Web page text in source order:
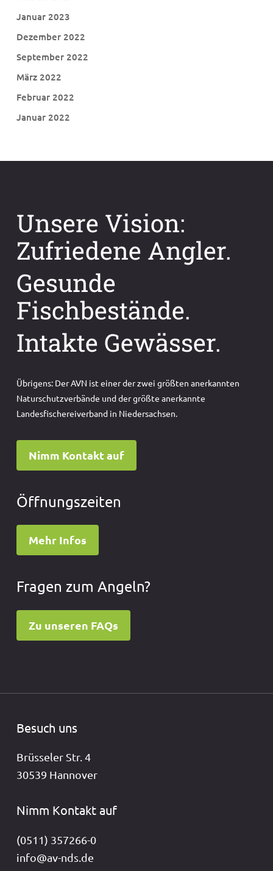
Januar 2023
Dezember 2022
September 2022
März 2022
Februar 2022
Januar 2022
Unsere Vision:
Zufriedene Angler.
Gesunde
Fischbestände.
Intakte Gewässer.
Übrigens: Der AVN ist einer der zwei größten anerkannten
Naturschutzverbände und der größte anerkannte
Landesfischereiverband in Niedersachsen.
Nimm Kontakt auf
Öffnungszeiten
Mehr Infos
Fragen zum Angeln?
Zu unseren FAQs
Besuch uns
Brüsseler Str. 4
30539 Hannover
Nimm Kontakt auf
(0511) 357266-0
info@av-nds.de